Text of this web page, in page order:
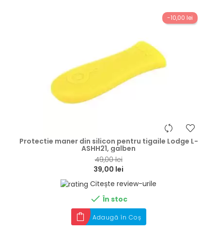
-10,00 lei
Protectie maner din silicon pentru tigaile Lodge L-
ASHH21, galben
49,00 lei
39,00 lei
Citește review-urile
 În stoc
Adaugă în Coș